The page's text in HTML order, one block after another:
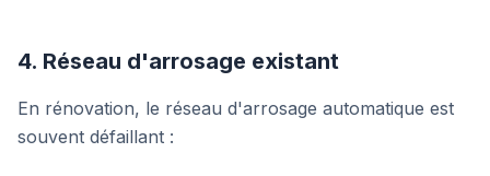
4. Réseau d'arrosage existant
En rénovation, le réseau d'arrosage automatique est
souvent défaillant :